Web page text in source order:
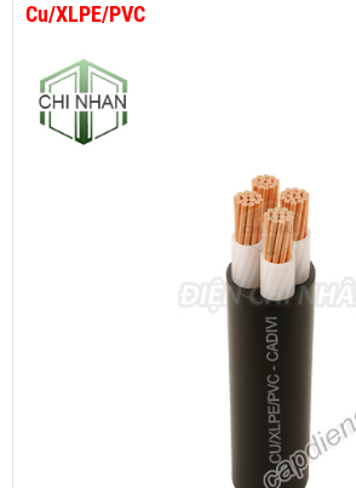
Cu/XLPE/PVC